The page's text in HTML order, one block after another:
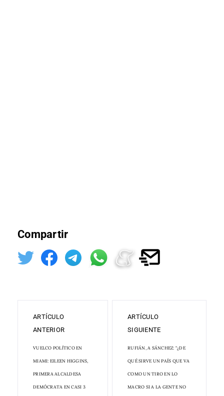
Compartir
ARTÍCULO
ANTERIOR
VUELCO POLÍTICO EN
MIAMI: EILEEN HIGGINS,
PRIMERA ALCALDESA
DEMÓCRATA EN CASI 3
ARTÍCULO
SIGUIENTE
RUFIÁN, A SÁNCHEZ: "¿DE
QUÉ SIRVE UN PAÍS QUE VA
COMO UN TIRO EN LO
MACRO SI A LA GENTE NO